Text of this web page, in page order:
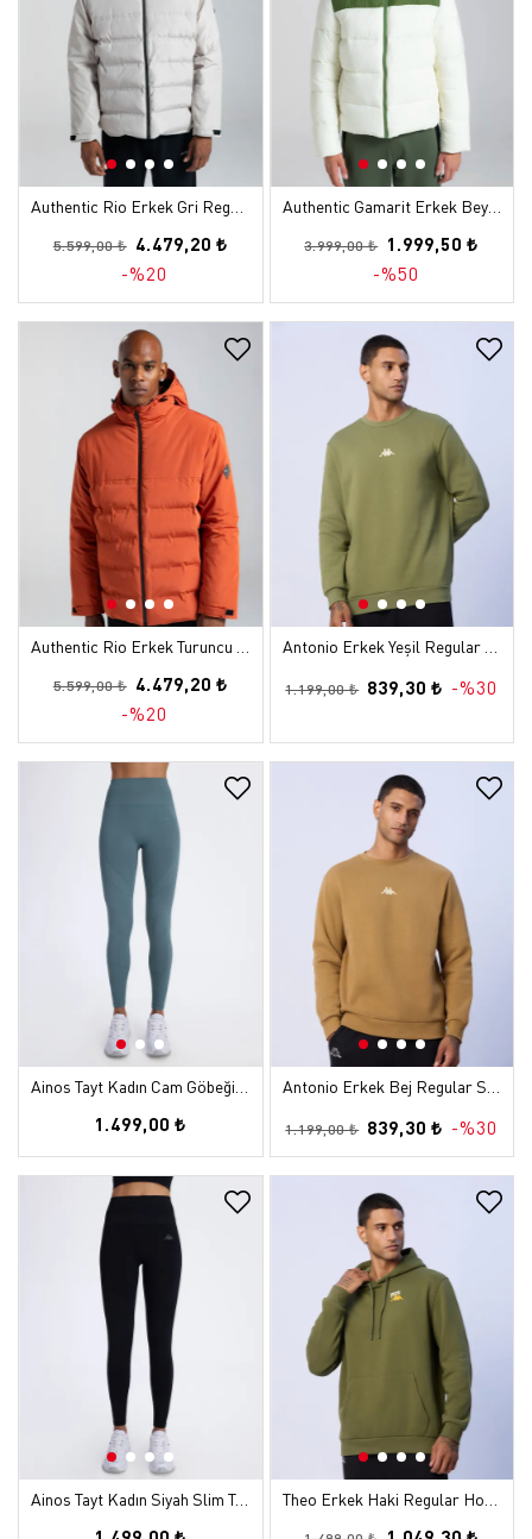
5.599,00 ₺ 4.479,20 ₺
-%20
Authentic Gamarit Erkek Beyaz - Yeşil Şişme Mont
3.999,00 ₺ 1.999,50 ₺
-%50
5.599,00 ₺ 4.479,20 ₺
-%20
1.199,00 ₺ 839,30 ₺ -%30
1.499,00 ₺ 1.199,00 ₺ 839,30 ₺ -%30
Ainos Tayt Kadın Siyah Slim Tayt